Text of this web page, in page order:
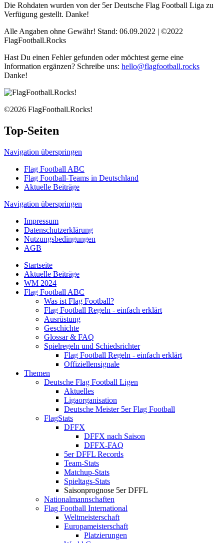
Die Rohdaten wurden von der 5er Deutsche Flag Football Liga zu
Verfügung gestellt. Danke!
Alle Angaben ohne Gewähr! Stand: 06.09.2022 | ©2022
FlagFootball.Rocks
Hast Du einen Fehler gefunden oder möchtest gerne eine
Information ergänzen? Schreibe uns: hello@flagfootball.rocks
Danke!
©2026 FlagFootball.Rocks!
Top-Seiten
Navigation überspringen
Flag Football ABC
Flag Football-Teams in Deutschland
Aktuelle Beiträge
Navigation überspringen
Impressum
Datenschutzerklärung
Nutzungsbedingungen
AGB
Startseite
Aktuelle Beiträge
WM 2024
Flag Football ABC
Was ist Flag Football?
Flag Football Regeln - einfach erklärt
Ausrüstung
Geschichte
Glossar & FAQ
Spielregeln und Schiedsrichter
Flag Football Regeln - einfach erklärt
Offiziellensignale
Themen
Deutsche Flag Football Ligen
Aktuelles
Ligaorganisation
Deutsche Meister 5er Flag Football
FlagStats
DFFX
DFFX nach Saison
DFFX-FAQ
5er DFFL Records
Team-Stats
Matchup-Stats
Spieltags-Stats
Saisonprognose 5er DFFL
Nationalmannschaften
Flag Football International
Weltmeisterschaft
Europameisterschaft
Platzierungen